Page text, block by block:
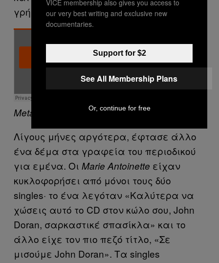
γρήγορη ροή των νέων πληροφοριών;
Metal Hammer
Λίγους μήνες αργότερα, έφτασε άλλο
ένα δέμα στα γραφεία του περιοδικού
για εμένα. Οι Marie Antoinette είχαν
κυκλοφορήσει από μόνοι τους δύο
singles· το ένα λεγόταν «Καλύτερα να
χώσεις αυτό το CD στον κώλο σου, John
Doran, σαρκαστικέ σπασίκλα» και το
άλλο είχε τον πιο πεζό τίτλο, «Σε
μισούμε John Doran». Τα singles
VICE membership also gives you access to
our very best writing and exclusive new
documentaries.
Support for $2
See All Membership Plans
Or, continue for free